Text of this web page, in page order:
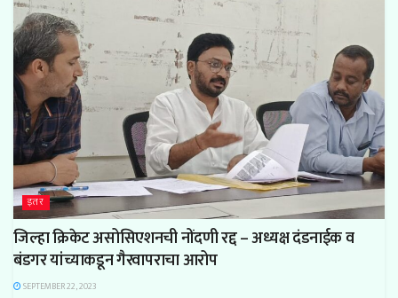
इतर
जिल्हा क्रिकेट असोसिएशनची नोंदणी रद्द – अध्यक्ष दंडनाईक व
बंडगर यांच्याकडून गैरवापराचा आरोप
SEPTEMBER 22, 2023